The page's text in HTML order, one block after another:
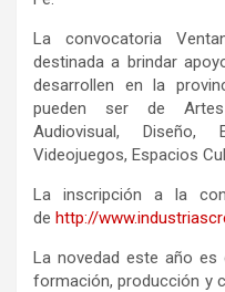
La convocatoria
destinada a brindar
desarrollen en la
pueden ser de Artes
Audiovisual, Diseño,
Videojuegos, Espacios
La inscripción a la
de http://
La novedad este año
formación, producción y